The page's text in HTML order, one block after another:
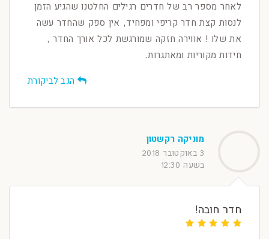
לאחר מספר רב של חדרים רגילים החלטנו שהגיע הזמן
לנסות קצת חדר קריפי ומפחיד, אין ספק שהחדר עשה
את שלו ! אווירה חזקה שמורגשת לכל אורך החדר ,
חידות מקוריות ומאתגרות.
הגב לביקורת
מוניקה רקשטון
3 באוקטובר 2018
בשעה 12:30
חדר חובה!